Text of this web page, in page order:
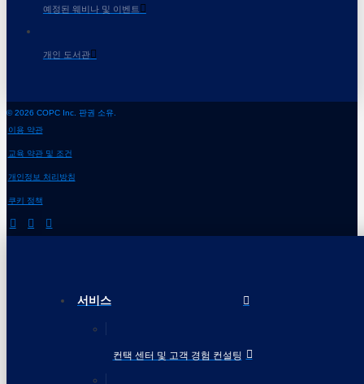
예정된 웨비나 및 이벤트
개인 도서관
© 2026 COPC Inc. 판권 소유.
이용 약관
교육 약관 및 조건
개인정보 처리방침
쿠키 정책
서비스
컨택 센터 및 고객 경험 컨설팅